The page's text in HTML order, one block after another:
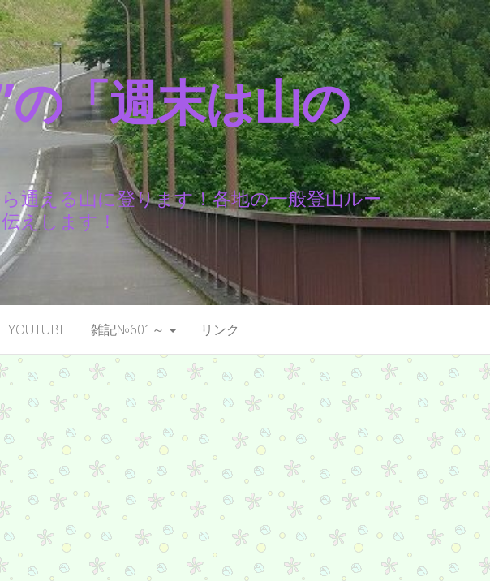
「週末は山の
通える山に登ります！各地の一般登山ルー
えします！
YOUTUBE 雑記№601～ リンク